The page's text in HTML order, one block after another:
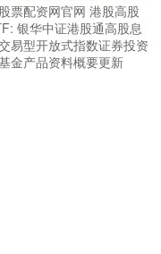
票配资网官网 港股高股
银华中证港股通高股息
易型开放式指数证券投资
金产品资料概要更新